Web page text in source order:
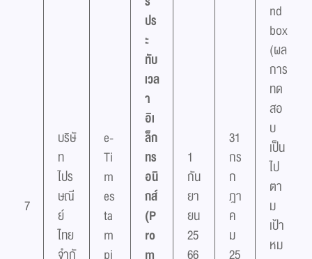
7
บริษั
ท
ไปร
ษณี
ย์
ไทย
จำกั
e-
Ti
m
es
ta
m
pi
ปร
ะ
ทับ
เวล
า
อิเ
ล็ก
ทร
อนิ
กส์
(P
ro
m
1
กัน
ยา
ยน
25
66
31
กร
ก
ฎา
ค
ม
25
nd
box
(ผล
การ
ทด
สอ
บ
เป็น
ไป
ตา
ม
เป้า
หม